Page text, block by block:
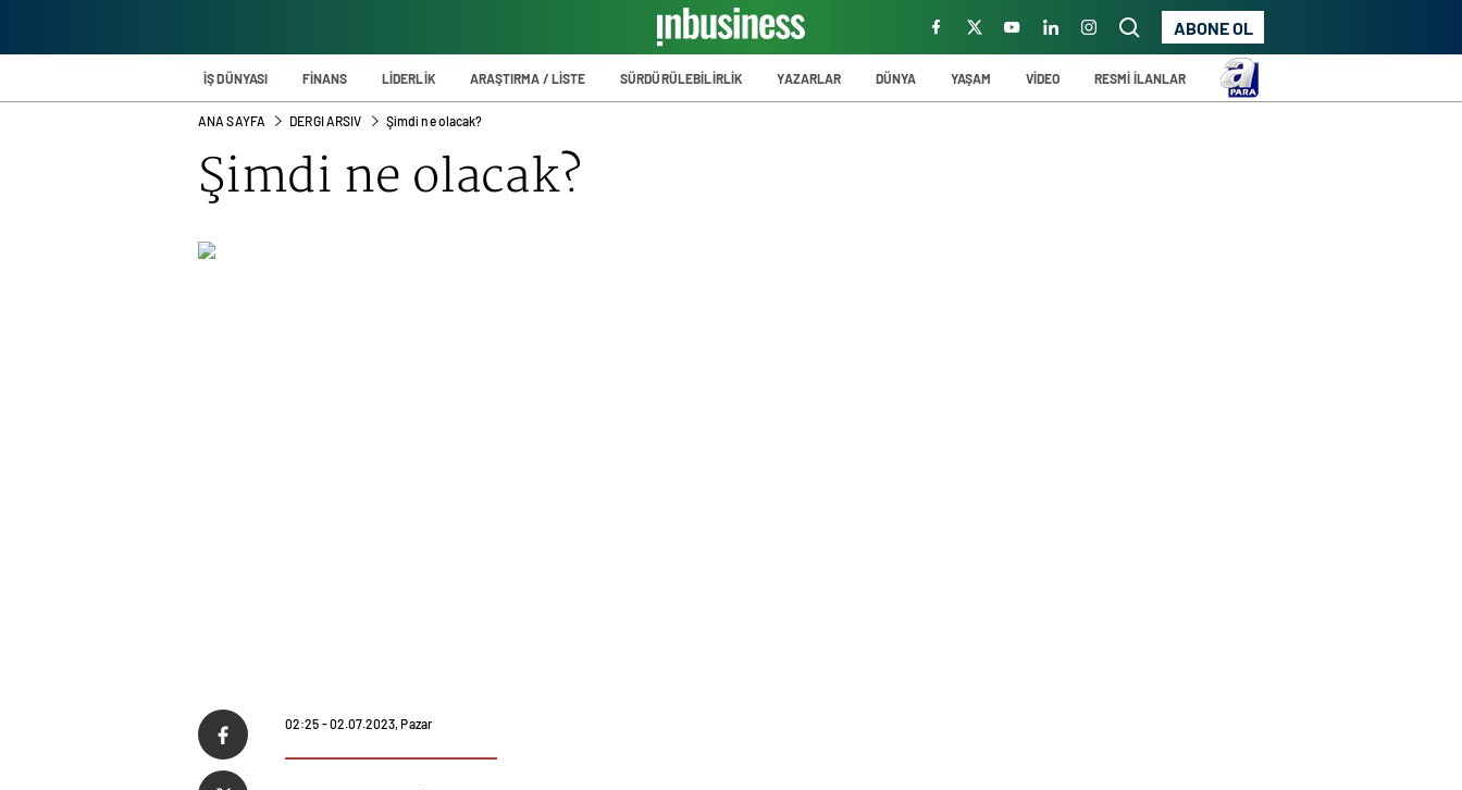
ABONE OL
İŞ DÜNYASI FİNANS LİDERLİK ARAŞTIRMA / LİSTE SÜRDÜRÜLEBİLİRLİK YAZARLAR DÜNYA YAŞAM VİDEO RESMİ İLANLAR
ANA SAYFA DERGI ARSIV Şimdi ne olacak?
Şimdi ne olacak?
02:25 - 02.07.2023, Pazar